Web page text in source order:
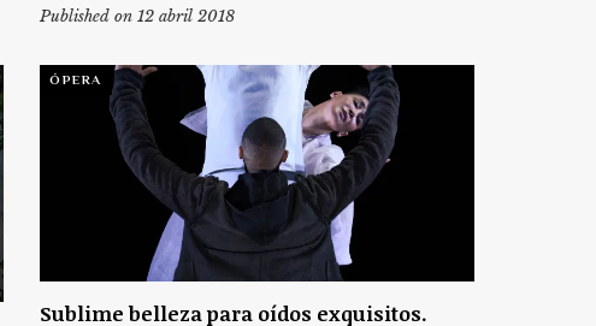
Published on 12 abril 2018
ÓPERA
Sublime belleza para oídos exquisitos.